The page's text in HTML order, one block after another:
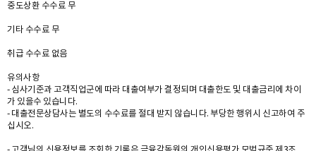
중도상환 수수료 무
기타 수수료 무
취급 수수료 없음
유의사항
- 심사기준과 고객직업군에 따라 대출여부가 결정되며 대출한도 및 대출금리에 차이
가 있을수 있습니다.
- 대출전문상담사는 별도의 수수료를 절대 받지 않습니다. 부당한 행위시 신고하여 주
십시오.